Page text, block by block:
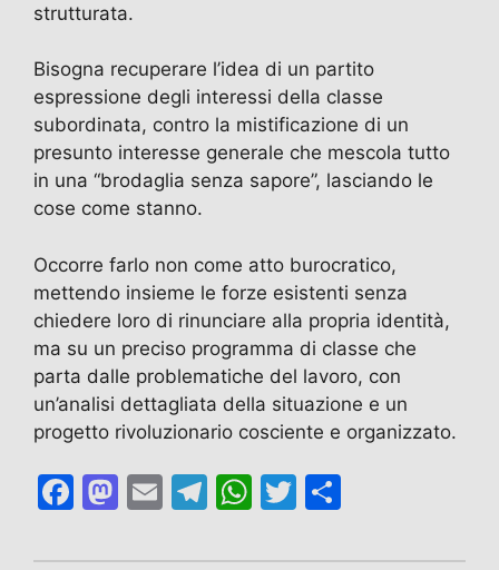
strutturata.
Bisogna recuperare l’idea di un partito
espressione degli interessi della classe
subordinata, contro la mistificazione di un
presunto interesse generale che mescola tutto
in una “brodaglia senza sapore”, lasciando le
cose come stanno.
Occorre farlo non come atto burocratico,
mettendo insieme le forze esistenti senza
chiedere loro di rinunciare alla propria identità,
ma su un preciso programma di classe che
parta dalle problematiche del lavoro, con
un’analisi dettagliata della situazione e un
progetto rivoluzionario cosciente e organizzato.
F
M E
T
W T